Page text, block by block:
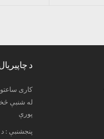
د
: کاری
پورې
پنجشنبې : د سهار له ۸:۳۰